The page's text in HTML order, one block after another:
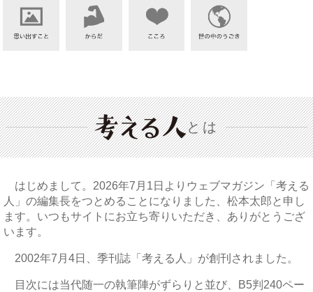
とは
はじめまして。2026年7月1日よりウェブマガジン「考える
人」の編集長をつとめることになりました、松本太郎と申し
ます。いつもサイトにお立ち寄りいただき、ありがとうござ
います。
2002年7月4日、季刊誌「考える人」が創刊されました。
目次には当代随一の執筆陣がずらりと並び、B5判240ペー